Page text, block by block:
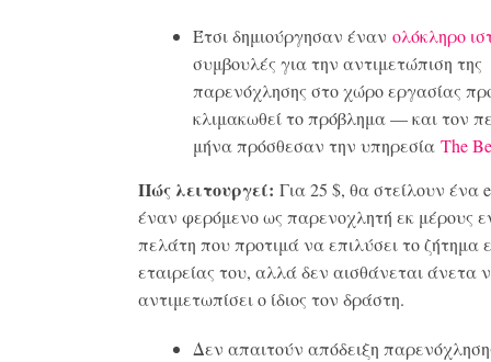
Έτσι δημιούργησαν έναν ολόκληρο
συμβουλές για την αντιμετώπιση της
παρενόχλησης στο χώρο εργασίας
κλιμακωθεί το πρόβλημα — και τον
μήνα πρόσθεσαν την υπηρεσία The
Πώς λειτουργεί: Για 25 $, θα στείλουν ένα
έναν φερόμενο ως παρενοχλητή εκ μέρους
πελάτη που προτιμά να επιλύσει το ζήτημα
εταιρείας του, αλλά δεν αισθάνεται άνετα
αντιμετωπίσει ο ίδιος τον δράστη.
Δεν απαιτούν απόδειξη